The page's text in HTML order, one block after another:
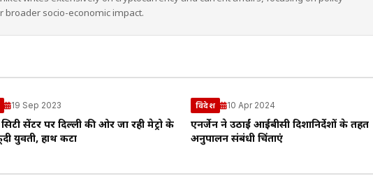
socio-economic impact.
19 Sep 2023
सिटी सेंटर पर दिल्ली की ओर जा रही मेट्रो के
युवती, हाथ कटा
विदेश 10 Apr 2024
एनर्जेन ने उठाईं आईबीसी दिशानिर्देशों के तहत
अनुपालन संबंधी चिंताएं